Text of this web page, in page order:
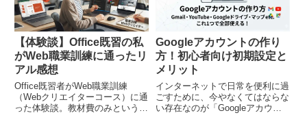
【体験談】Office既習の私
がWeb職業訓練に通ったリ
アル感想
Office既習者がWeb職業訓練
（Webクリエイターコース）に通
った体験談。教材費のみという高
Googleアカウントの作り
方！初心者向け初期設定と
メリット
インターネットで日常を便利に過
ごすために、今やなくてはならな
い存在なのが「Googleアカウン